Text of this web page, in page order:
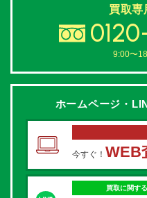
買取専
9:00〜
ホームページ・
今すぐ！ WEB
買取に関す